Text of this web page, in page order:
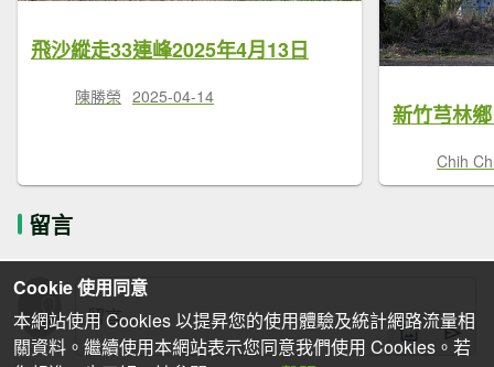
飛沙縱走33連峰2025年4月13日
陳勝榮 2025-04-14
新竹芎林
Chih
留言
Cookie 使用同意
本網站使用 Cookies 以提昇您的使用體驗及統計網路流量相
關資料。繼續使用本網站表示您同意我們使用 Cookies。若